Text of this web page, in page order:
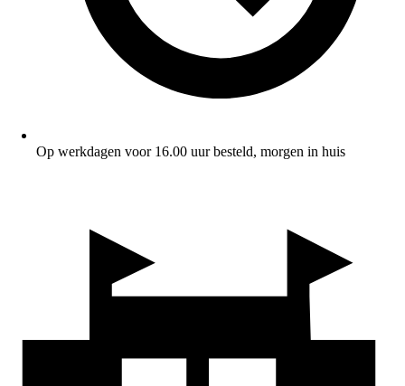
Op werkdagen voor 16.00 uur besteld, morgen in huis